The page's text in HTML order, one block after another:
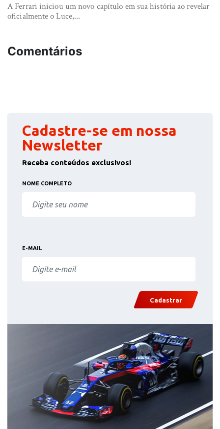
A Ferrari iniciou um novo capítulo em sua história ao revelar
oficialmente o Luce,...
Comentários
Cadastre-se em nossa
Newsletter
Receba conteúdos exclusivos!
NOME COMPLETO
E-MAIL
Cadastrar